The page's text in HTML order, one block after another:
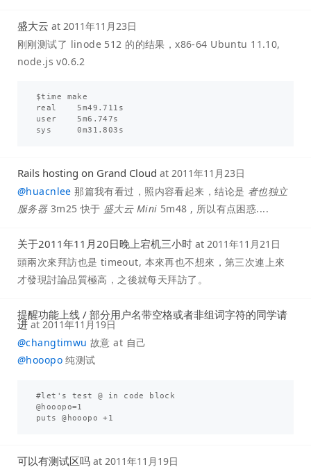
盛大云 at 2011年11月23日
刚刚测试了 linode 512 的的结果，x86-64 Ubuntu 11.10,
node.js v0.6.2
$time make
real    5m49.711s
user    5m6.747s
Rails hosting on Grand Cloud at 2011年11月23日
@huacnlee 那篇我有看过，照内容看起来，结论是 者也独立
服务器3m25 快于 盛大云 Mini 5m48 , 所以有点困惑....
关于2011年11月20日晚上宕机三小时 at 2011年11月21日
頭兩次來拜訪也是 timeout, 本來再也不想來，第三次連上來
才發現討論品質極高，之後就每天拜訪了。
提醒功能上线 / 部分用户名带空格或者非组词字符的同学请
进 at 2011年11月19日
@changtimwu 故意 at 自己
@hooopo纯测试
#let's test @ in code block
@hooopo=1
可以有测试区吗 at 2011年11月19日